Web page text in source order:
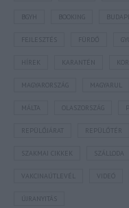
FEJLESZTÉS
KARANTÉN
MAGYARORSZÁG
MÁLTA OLASZORSZÁG
REPÜLŐJÁRAT REPÜLŐTÉR
SZAKMAI CIKKEK SZÁLLODA
VAKCINAÚTLEVÉL
ÚJRANYITÁS